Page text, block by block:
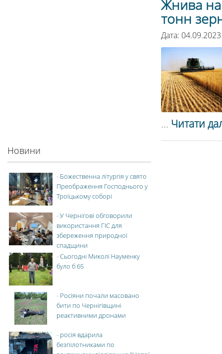
Жнива на
тонн
Дата:
... Читати
Новини
- Божественна літургія у свято
Преображення Господнього у
Троїцькому соборі
-У Чернігові обговорили
використання ГІС для
збереження природної
спадщини
-Сьогодні Миколі Науменку
було б 65
- Росіяни почали масовано
бити по Чернігівщині
реактивними дронами
- росія вдарила
безпілотниками по